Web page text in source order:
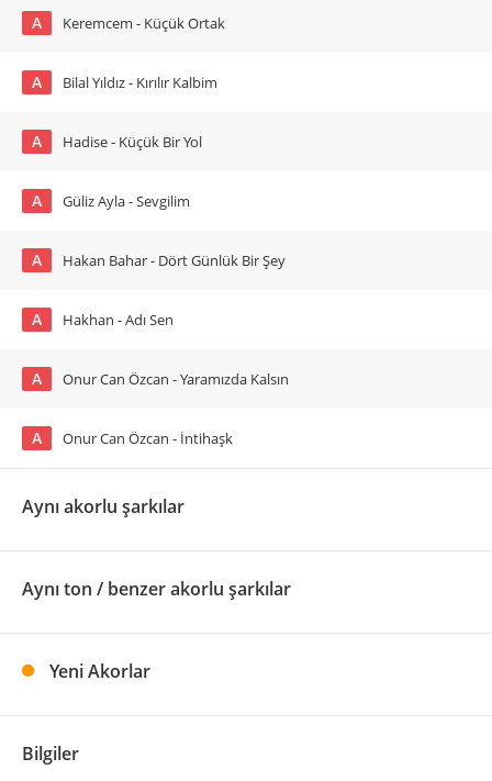
A Keremcem - Küçük Ortak
A Bilal Yıldız - Kırılır Kalbim
A Hadise - Küçük Bir Yol
A Güliz Ayla - Sevgilim
A Hakan Bahar - Dört Günlük Bir Şey
A Hakhan - Adı Sen
A Onur Can Özcan - Yaramızda Kalsın
A Onur Can Özcan - İntihaşk
Aynı akorlu şarkılar
Aynı ton / benzer akorlu şarkılar
Yeni Akorlar
Bilgiler